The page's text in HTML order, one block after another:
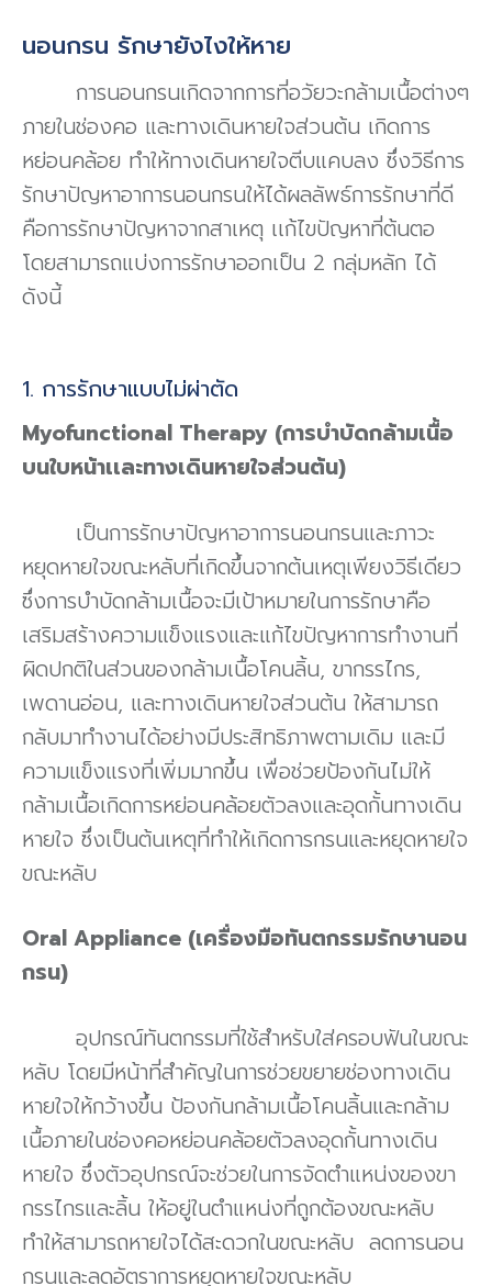
นอนกรน รักษายังไงให้หาย
การนอนกรนเกิดจากการที่อวัยวะกล้ามเนื้อต่างๆ
ภายในช่องคอ และทางเดินหายใจส่วนต้น เกิดการ
หย่อนคล้อย ทำให้ทางเดินหายใจตีบแคบลง ซึ่งวิธีการ
รักษาปัญหาอาการนอนกรนให้ได้ผลลัพธ์การรักษาที่ดี
คือการรักษาปัญหาจากสาเหตุ เเก้ไขปัญหาที่ต้นตอ
โดยสามารถแบ่งการรักษาออกเป็น 2 กลุ่มหลัก ได้
ดังนี้
1. การรักษาแบบไม่ผ่าตัด
Myofunctional Therapy (การบำบัดกล้ามเนื้อ
บนใบหน้าเเละทางเดินหายใจส่วนต้น)
เป็นการรักษาปัญหาอาการนอนกรนและภาวะ
หยุดหายใจขณะหลับที่เกิดขึ้นจากต้นเหตุเพียงวิธีเดียว
ซึ่งการบำบัดกล้ามเนื้อจะมีเป้าหมายในการรักษาคือ
เสริมสร้างความแข็งแรงและแก้ไขปัญหาการทำงานที่
ผิดปกติในส่วนของกล้ามเนื้อโคนลิ้น, ขากรรไกร,
เพดานอ่อน, และทางเดินหายใจส่วนต้น ให้สามารถ
กลับมาทำงานได้อย่างมีประสิทธิภาพตามเดิม และมี
ความแข็งแรงที่เพิ่มมากขึ้น เพื่อช่วยป้องกันไม่ให้
กล้ามเนื้อเกิดการหย่อนคล้อยตัวลงและอุดกั้นทางเดิน
หายใจ ซึ่งเป็นต้นเหตุที่ทำให้เกิดการกรนและหยุดหายใจ
ขณะหลับ
Oral Appliance (เครื่องมือทันตกรรมรักษานอน
กรน)
อุปกรณ์ทันตกรรมที่ใช้สำหรับใส่ครอบฟันในขณะ
หลับ โดยมีหน้าที่สำคัญในการช่วยขยายช่องทางเดิน
หายใจให้กว้างขึ้น ป้องกันกล้ามเนื้อโคนลิ้นและกล้าม
เนื้อภายในช่องคอหย่อนคล้อยตัวลงอุดกั้นทางเดิน
หายใจ ซึ่งตัวอุปกรณ์จะช่วยในการจัดตำแหน่งของขา
กรรไกรและลิ้น ให้อยู่ในตำแหน่งที่ถูกต้องขณะหลับ
ทำให้สามารถหายใจได้สะดวกในขณะหลับ ลดการนอน
กรนและลดอัตราการหยุดหายใจขณะหลับ